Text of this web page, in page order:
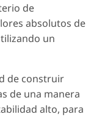
de
absolutos de
un
de construir
de una manera
alto, para